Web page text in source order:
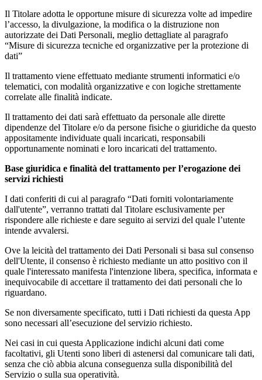
Il Titolare adotta le opportune misure di sicurezza volte ad impedire
l’accesso, la divulgazione, la modifica o la distruzione non
autorizzate dei Dati Personali, meglio dettagliate al paragrafo
“Misure di sicurezza tecniche ed organizzative per la protezione di
dati”
Il trattamento viene effettuato mediante strumenti informatici e/o
telematici, con modalità organizzative e con logiche strettamente
correlate alle finalità indicate.
Il trattamento dei dati sarà effettuato da personale alle dirette
dipendenze del Titolare e/o da persone fisiche o giuridiche da questo
appositamente individuate quali incaricati, responsabili
opportunamente nominati e loro incaricati del trattamento.
Base giuridica e finalità del trattamento per l’erogazione dei
servizi richiesti
I dati conferiti di cui al paragrafo “Dati forniti volontariamente
dall'utente”, verranno trattati dal Titolare esclusivamente per
rispondere alle richieste e dare seguito ai servizi del quale l’utente
intende avvalersi.
Ove la leicità del trattamento dei Dati Personali si basa sul consenso
dell'Utente, il consenso è richiesto mediante un atto positivo con il
quale l'interessato manifesta l'intenzione libera, specifica, informata e
inequivocabile di accettare il trattamento dei dati personali che lo
riguardano.
Se non diversamente specificato, tutti i Dati richiesti da questa App
sono necessari all’esecuzione del servizio richiesto.
Nei casi in cui questa Applicazione indichi alcuni dati come
facoltativi, gli Utenti sono liberi di astenersi dal comunicare tali dati,
senza che ciò abbia alcuna conseguenza sulla disponibilità del
Servizio o sulla sua operatività.